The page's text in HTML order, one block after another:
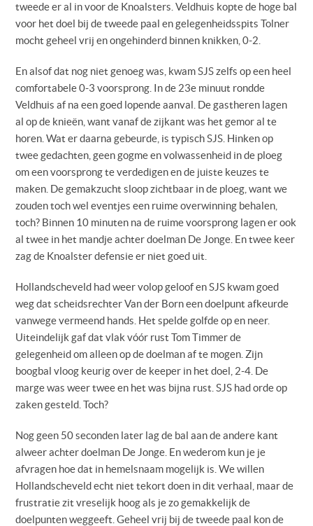
tweede er al in voor de Knoalsters. Veldhuis kopte de hoge bal
voor het doel bij de tweede paal en gelegenheidsspits Tolner
mocht geheel vrij en ongehinderd binnen knikken, 0-2.
En alsof dat nog niet genoeg was, kwam SJS zelfs op een heel
comfortabele 0-3 voorsprong. In de 23e minuut rondde
Veldhuis af na een goed lopende aanval. De gastheren lagen
al op de knieën, want vanaf de zijkant was het gemor al te
horen. Wat er daarna gebeurde, is typisch SJS. Hinken op
twee gedachten, geen gogme en volwassenheid in de ploeg
om een voorsprong te verdedigen en de juiste keuzes te
maken. De gemakzucht sloop zichtbaar in de ploeg, want we
zouden toch wel eventjes een ruime overwinning behalen,
toch? Binnen 10 minuten na de ruime voorsprong lagen er ook
al twee in het mandje achter doelman De Jonge. En twee keer
zag de Knoalster defensie er niet goed uit.
Hollandscheveld had weer volop geloof en SJS kwam goed
weg dat scheidsrechter Van der Born een doelpunt afkeurde
vanwege vermeend hands. Het spelde golfde op en neer.
Uiteindelijk gaf dat vlak vóór rust Tom Timmer de
gelegenheid om alleen op de doelman af te mogen. Zijn
boogbal vloog keurig over de keeper in het doel, 2-4. De
marge was weer twee en het was bijna rust. SJS had orde op
zaken gesteld. Toch?
Nog geen 50 seconden later lag de bal aan de andere kant
alweer achter doelman De Jonge. En wederom kun je je
afvragen hoe dat in hemelsnaam mogelijk is. We willen
Hollandscheveld echt niet tekort doen in dit verhaal, maar de
frustratie zit vreselijk hoog als je zo gemakkelijk de
doelpunten weggeeft. Geheel vrij bij de tweede paal kon de